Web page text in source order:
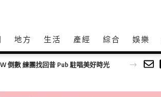
地方 生活 產經 綜合 娛樂
倒數 練團找回昔 Pub 駐唱美好時光